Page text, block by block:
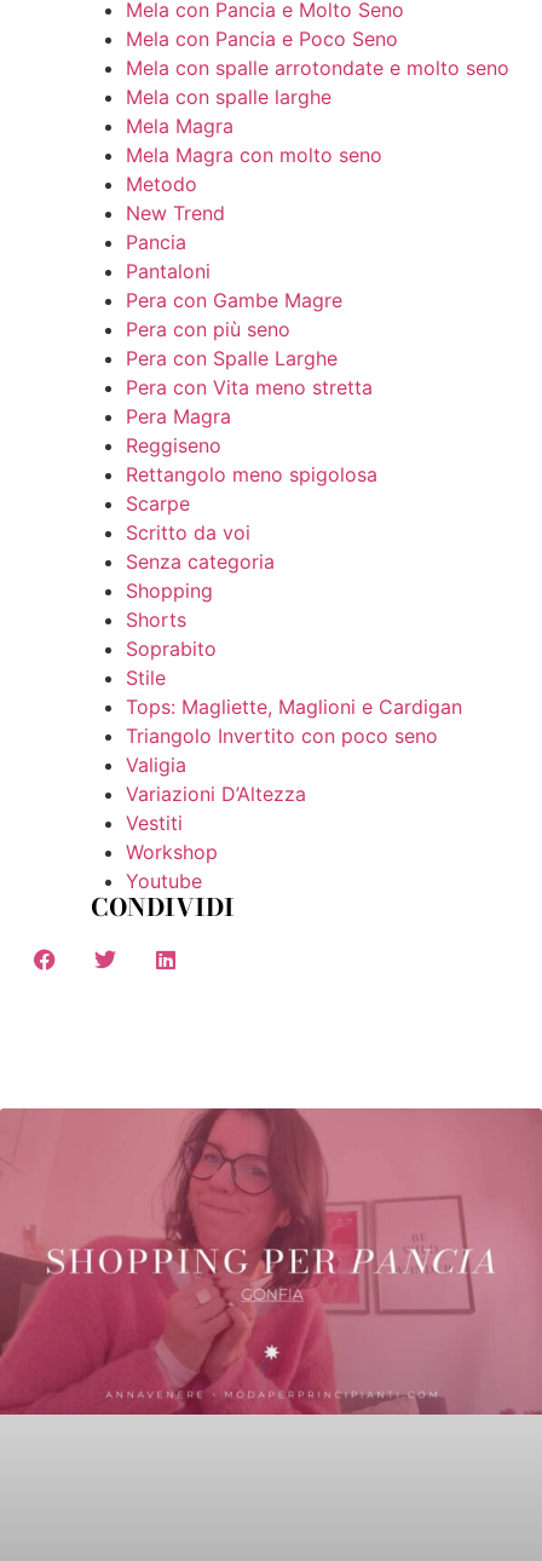
Mela con Pancia e Molto Seno
Mela con Pancia e Poco Seno
Mela con spalle arrotondate e molto seno
Mela con spalle larghe
Mela Magra
Mela Magra con molto seno
Metodo
New Trend
Pancia
Pantaloni
Pera con Gambe Magre
Pera con più seno
Pera con Spalle Larghe
Pera con Vita meno stretta
Pera Magra
Reggiseno
Rettangolo meno spigolosa
Scarpe
Scritto da voi
Senza categoria
Shopping
Shorts
Soprabito
Stile
Tops: Magliette, Maglioni e Cardigan
Triangolo Invertito con poco seno
Valigia
Variazioni D’Altezza
Vestiti
Workshop
Youtube
CONDIVIDI